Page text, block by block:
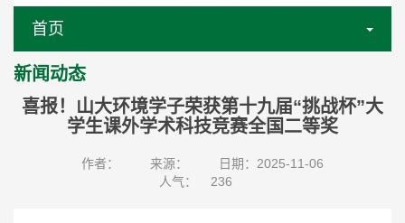
首页
新闻动态
喜报！山大环境学子荣获第十九届“挑战杯”大
学生课外学术科技竞赛全国二等奖
作者： 来源：
日期：2025-11-06
人气：
236